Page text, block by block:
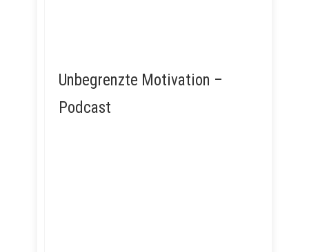
Unbegrenzte Motivation –
Podcast